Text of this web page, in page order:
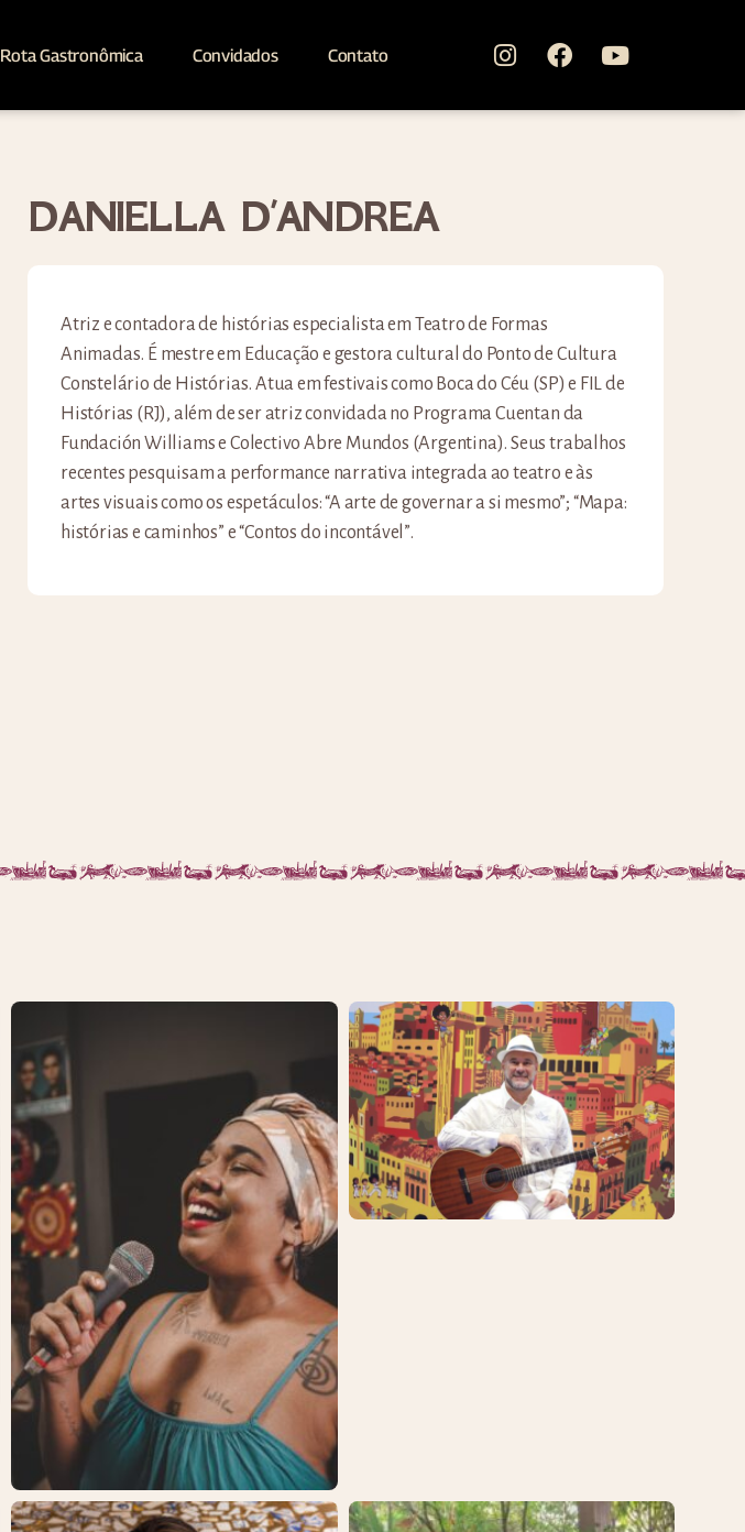
Rota Gastronômica Convidados Contato
DANIELLA D’ANDREA
Atriz e contadora de histórias especialista em Teatro de Formas
Animadas. É mestre em Educação e gestora cultural do Ponto de Cultura
Constelário de Histórias. Atua em festivais como Boca do Céu (SP) e FIL de
Histórias (RJ), além de ser atriz convidada no Programa Cuentan da
Fundación Williams e Colectivo Abre Mundos (Argentina). Seus trabalhos
recentes pesquisam a performance narrativa integrada ao teatro e às
artes visuais como os espetáculos: “A arte de governar a si mesmo”; “Mapa:
histórias e caminhos” e “Contos do incontável”.